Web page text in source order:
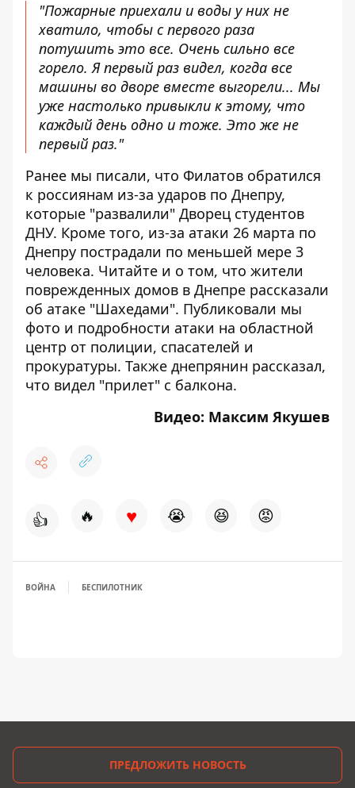
"Пожарные приехали и воды у них не
хватило, чтобы с первого раза
потушить это все. Очень сильно все
горело. Я первый раз видел, когда все
машины во дворе вместе выгорели... Мы
уже настолько привыкли к этому, что
каждый день одно и тоже. Это же не
первый раз."
Ранее мы писали, что Филатов обратился
к россиянам из-за ударов по Днепру,
которые "развалили" Дворец студентов
ДНУ. Кроме того, из-за атаки 26 марта по
Днепру пострадали по меньшей мере 3
человека. Читайте и о том, что жители
поврежденных домов в Днепре рассказали
об атаке "Шахедами". Публиковали мы
фото и подробности атаки на областной
центр от полиции, спасателей и
прокуратуры. Также днепрянин рассказал,
что видел "прилет" с балкона.
Видео: Максим Якушев
👍 🔥 ♥ 😭 😆 😡
ВОЙНА БЕСПИЛОТНИК
ПРЕДЛОЖИТЬ НОВОСТЬ